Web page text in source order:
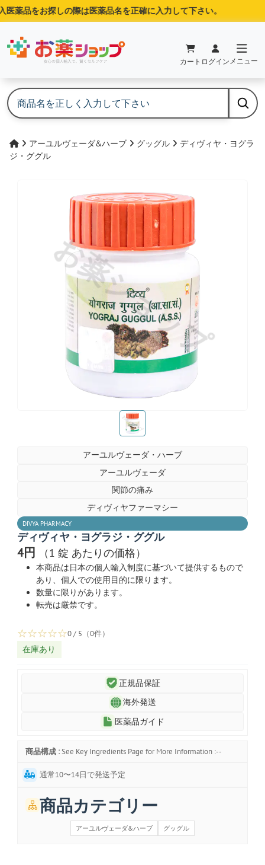
薬品をお探しの際は医薬品名を正確に入力して下さい。
カート ログイン メニュー
アーユルヴェーダ&ハーブ グッグル
ディヴィヤ・ヨグラ
ジ・ググル
お薬ショップ
お薬ショップ
アーユルヴェーダ・ハーブ
アーユルヴェーダ
関節の痛み
ディヴィヤファーマシー
DIVYA PHARMACY
ディヴィヤ・ヨグラジ・ググル
4円 （1 錠 あたりの価格）
本商品は日本の個人輸入制度に基づいて提供するもので
あり、個人での使用目的に限ります。
数量に限りがあります。
転売は厳禁です。
☆☆☆☆☆0 / 5（0件）
在庫あり
正規品保証
海外発送
医薬品ガイド
商品構成 : See Key Ingredients Page for More Information :--
通常10〜14日で発送予定
商品カテゴリー
アーユルヴェーダ&ハーブ グッグル